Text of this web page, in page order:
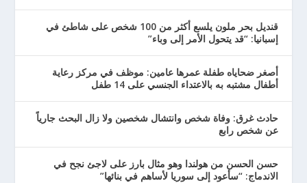
قنديل بحر ملون يلسع أكثر من 100 شخص على شاطئ في
إسبانيا: “قد يتحول الأمر إلى وباء”
أصغر ضحاياه طفلة عمرها عامين: موظف في مركز رعاية
أطفال مشتبه به بالاعتداء الجنسي على 14 طفل
حادث غرق: وفاة شخص وانتشال شخصين ولا زال البحث جارياً
عن شخص رابع
حسن الحسن من هولندا وهو مثال بارز على لاجئ نجح في
الاندماج: “سأعود إلى سوريا لأساهم في بنائها”